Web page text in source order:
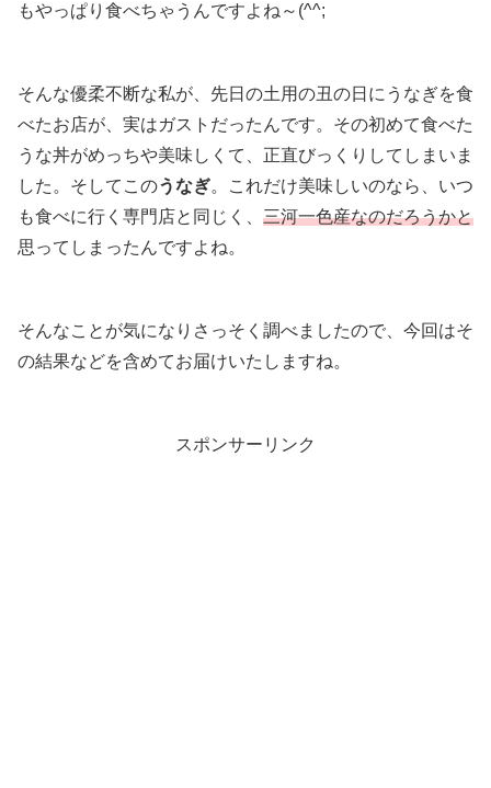
もやっぱり食べちゃうんですよね～(^^;
そんな優柔不断な私が、先日の土用の丑の日にうなぎを食
べたお店が、実はガストだったんです。その初めて食べた
うな丼がめっちや美味しくて、正直びっくりしてしまいま
した。そしてこのうなぎ。これだけ美味しいのなら、いつ
も食べに行く専門店と同じく、 三河一色産なのだろうかと
思ってしまったんですよね。
そんなことが気になりさっそく調べましたので、今回はそ
の結果などを含めてお届けいたしますね。
スポンサーリンク